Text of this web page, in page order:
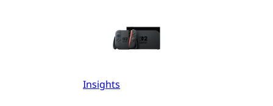
Insights